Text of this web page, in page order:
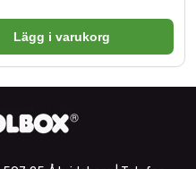
Lägg i varukorg